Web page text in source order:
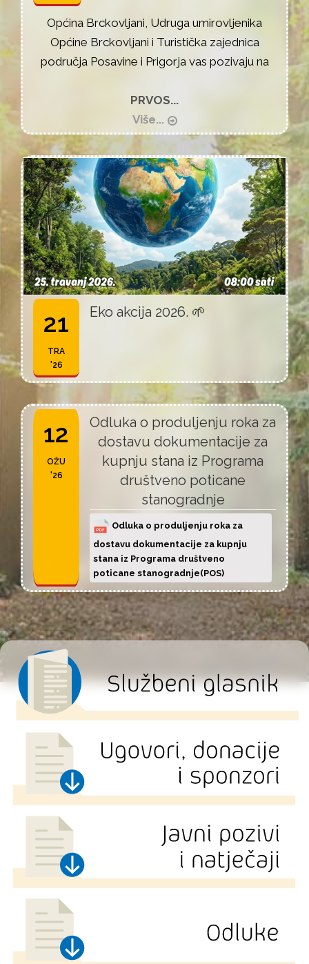
Općina Brckovljani, Udruga umirovljenika
Općine Brckovljani i Turistička zajednica
područja Posavine i Prigorja vas pozivaju na
PRVOS...
Više...
21
TRA
'26
Eko akcija 2026. 🌱
12
OŽU
'26
Odluka o produljenju roka za
dostavu dokumentacije za
kupnju stana iz Programa
društveno poticane
stanogradnje
Odluka o produljenju roka za
dostavu dokumentacije za kupnju
stana iz Programa društveno
poticane stanogradnje(POS)